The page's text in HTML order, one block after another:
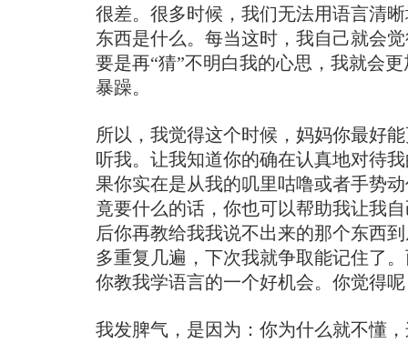
很差。很多时候，我们无法用语言清
东西是什么。每当这时，我自己就会
要是再“猜”不明白我的心思，我就会
暴躁。
所以，我觉得这个时候，妈妈你最好
听我。让我知道你的确在认真地对待
果你实在是从我的叽里咕噜或者手势
竟要什么的话，你也可以帮助我让我
后你再教给我我说不出来的那个东西
多重复几遍，下次我就争取能记住了
你教我学语言的一个好机会。你觉得
我发脾气，是因为：你为什么就不懂